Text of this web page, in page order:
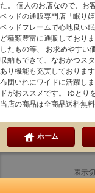
た。 個人のお店なので、お
ベッドの通販専門店「眠り
ベッドフレームで心地良い
ど種類豊富に通販しており
したもの等、 お求めやすい
収納もできて、なおかつス
あり機能も充実しておりま
布団いれにワイドに活躍し
ドがおススメです。 ゆとり
当店の商品は全商品送料無料
ホーム
表示
CopyRight (C)